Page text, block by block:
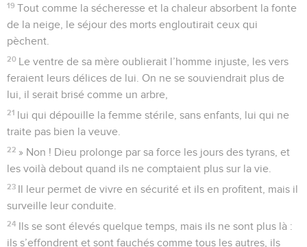
19 Tout comme la sécheresse et la chaleur absorbent la fonte
de la neige, le séjour des morts engloutirait ceux qui
pèchent.
20 Le ventre de sa mère oublierait l’homme injuste, les vers
feraient leurs délices de lui. On ne se souviendrait plus de
lui, il serait brisé comme un arbre,
21 lui qui dépouille la femme stérile, sans enfants, lui qui ne
traite pas bien la veuve.
22 » Non ! Dieu prolonge par sa force les jours des tyrans, et
les voilà debout quand ils ne comptaient plus sur la vie.
23 Il leur permet de vivre en sécurité et ils en profitent, mais il
surveille leur conduite.
24 Ils se sont élevés quelque temps, mais ils ne sont plus là :
ils s’effondrent et sont fauchés comme tous les autres, ils